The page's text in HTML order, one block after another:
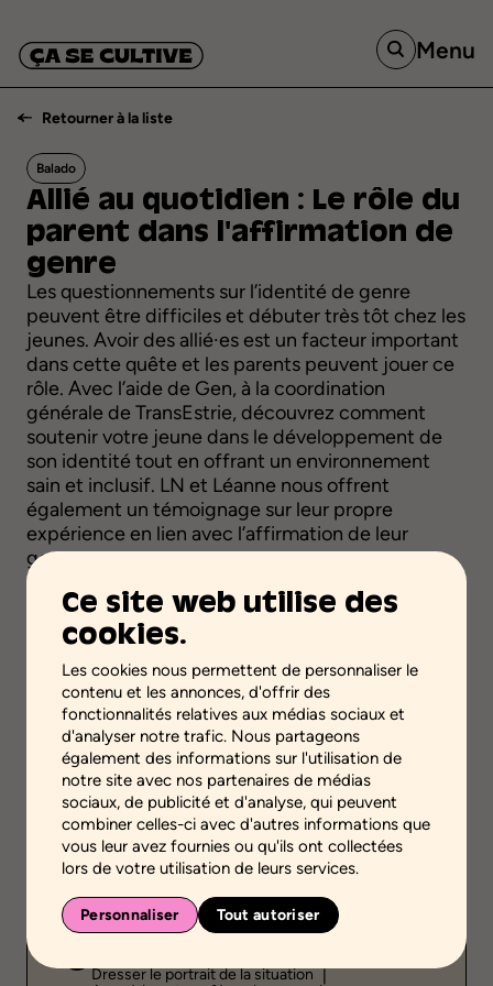
Ce site web utilise des
cookies.
Les cookies nous permettent de personnaliser le
contenu et les annonces, d'offrir des
fonctionnalités relatives aux médias sociaux et
d'analyser notre trafic. Nous partageons
également des informations sur l'utilisation de
notre site avec nos partenaires de médias
sociaux, de publicité et d'analyse, qui peuvent
combiner celles-ci avec d'autres informations que
vous leur avez fournies ou qu'ils ont collectées
lors de votre utilisation de leurs services.
Personnaliser Tout autoriser
Menu
Retourner à la liste
Balado
Allié au quotidien : Le rôle du
parent dans l'affirmation de
genre
Les questionnements sur l’identité de genre
peuvent être difficiles et débuter très tôt chez les
jeunes. Avoir des allié∙es est un facteur important
dans cette quête et les parents peuvent jouer ce
rôle. Avec l’aide de Gen, à la coordination
générale de TransEstrie, découvrez comment
soutenir votre jeune dans le développement de
son identité tout en offrant un environnement
sain et inclusif. LN et Léanne nous offrent
également un témoignage sur leur propre
expérience en lien avec l’affirmation de leur
genre.
Pour en savoir plus sur la thématique de cet
épisode de Naviguer ensemble, veuillez
télécharger la fiche accompagnatrice ci-dessous.
Source : Association pour la santé publique du Québec
Téléchargez la fiche
Ajouter aux favoris
Savoirs professionnels ou pratiques
Dresser le portrait de la situation